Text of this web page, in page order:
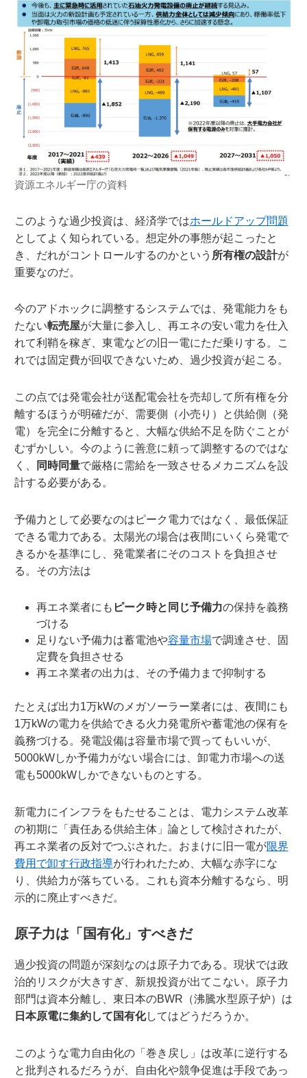
資源エネルギー庁の資料
このような過少投資は、経済学ではホールドアップ問題
としてよく知られている。想定外の事態が起こったと
き、だれがコントロールするのかという 所有権の設計が
重要なのだ。
今のアドホックに調整するシステムでは、発電能力をも
たない転売屋が大量に参入し、再エネの安い電力を仕入
れて利鞘を稼ぎ、東電などの旧一電にただ乗りする。こ
れでは固定費が回収できないため、過少投資が起こる。
この点では発電会社が送配電会社を売却して所有権を分
離するほうが明確だが、需要側（小売り）と供給側（発
電）を完全に分離すると、大幅な供給不足を防ぐことが
むずかしい。今のように善意に頼って調整するのではな
く、
同時同量で厳格に需給を一致させるメカニズムを設
計する必要がある。
予備力として必要なのはピーク電力ではなく、最低保証
できる電力である。太陽光の場合は夜間にいくら発電で
きるかを基準にし、発電業者にそのコストを負担させ
る。その方法は
再エネ業者にも ピーク時と同じ予備力の保持を義務
づける
足りない予備力は蓄電池や容量市場で調達させ、固
定費を負担させる
再エネ業者の出力は、その予備力まで抑制する
たとえば出力1万kWのメガソーラー業者には、夜間にも
1万kWの電力を供給できる火力発電所や蓄電池の保有を
義務づける。発電設備は容量市場で買ってもいいが、
5000kWしか予備力がない場合には、卸電力市場への送
電も5000kWしかできないものとする。
新電力にインフラをもたせることは、電力システム改革
の初期に「責任ある供給主体」論として検討されたが、
再エネ業者の反対でつぶされた。おまけに旧一電が限界
費用で卸す行政指導が行われたため、大幅な赤字にな
り、供給力が落ちている。これも資本分離するなら、明
示的に廃止すべきだ。
原子力は「国有化」すべきだ
過少投資の問題が深刻なのは原子力である。現状では政
治的リスクが大きすぎ、新規投資が出てこない。原子力
部門は資本分離し、東日本のBWR（沸騰水型原子炉）は
日本原電に集約して国有化してはどうだろうか。
このような電力自由化の「巻き戻し」は改革に逆行する
と批判されるだろうが、自由化や競争促進は手段であっ